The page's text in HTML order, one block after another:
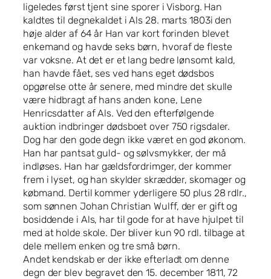
ligeledes først tjent sine sporer i Visborg. Han
kaldtes til degnekaldet i Als 28. marts 1803i den
høje alder af 64 år Han var kort forinden blevet
enkemand og havde seks børn, hvoraf de fleste
var voksne. At det er et lang bedre lønsomt kald,
han havde fået, ses ved hans eget dødsbos
opgørelse otte år senere, med mindre det skulle
være hidbragt af hans anden kone, Lene
Henricsdatter af Als. Ved den efterfølgende
auktion indbringer dødsboet over 750 rigsdaler.
Dog har den gode degn ikke været en god økonom.
Han har pantsat guld- og sølvsmykker, der må
indløses. Han har gældsfordrimger, der kommer
frem i lyset, og han skylder skrædder, skomager og
købmand. Dertil kommer yderligere 50 plus 28 rdlr.,
som sønnen Johan Christian Wulff, der er gift og
bosiddende i Als, har til gode for at have hjulpet til
med at holde skole. Der bliver kun 90 rdl. tilbage at
dele mellem enken og tre små børn.
Andet kendskab er der ikke efterladt om denne
degn der blev begravet den 15. december 1811, 72